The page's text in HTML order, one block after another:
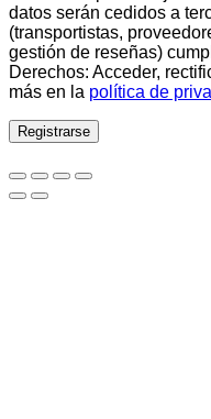
datos serán cedidos a
(transportistas,
gestión de reseñas)
Derechos: Acceder,
más en la política de
Registrarse